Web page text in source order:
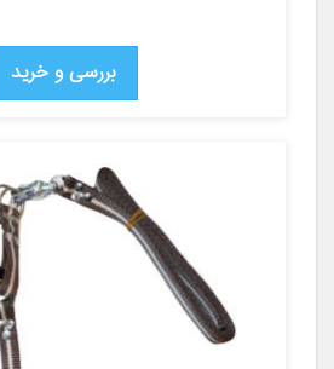
بررسی و خرید